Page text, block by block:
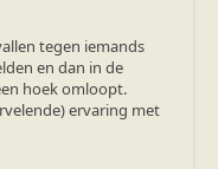
tegen iemands
en dan in de
hoek omloopt.
ervaring met